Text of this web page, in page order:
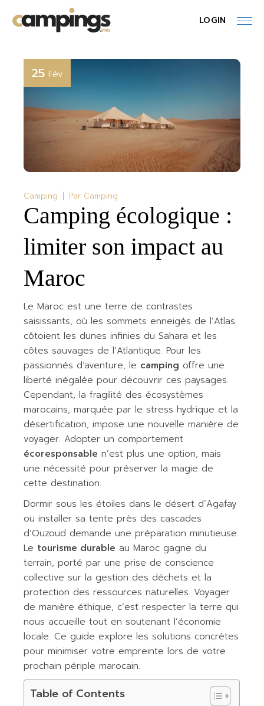
the
content
LOGIN
25 Fév
Camping Par Camping
Camping écologique :
limiter son impact au
Maroc
Le Maroc est une terre de contrastes
saisissants, où les sommets enneigés de l’Atlas
côtoient les dunes infinies du Sahara et les
côtes sauvages de l’Atlantique. Pour les
passionnés d’aventure, le camping offre une
liberté inégalée pour découvrir ces paysages.
Cependant, la fragilité des écosystèmes
marocains, marquée par le stress hydrique et la
désertification, impose une nouvelle manière de
voyager. Adopter un comportement
écoresponsable n’est plus une option, mais
une nécessité pour préserver la magie de
cette destination.
Dormir sous les étoiles dans le désert d’Agafay
ou installer sa tente près des cascades
d’Ouzoud demande une préparation minutieuse.
Le tourisme durable au Maroc gagne du
terrain, porté par une prise de conscience
collective sur la gestion des déchets et la
protection des ressources naturelles. Voyager
de manière éthique, c’est respecter la terre qui
nous accueille tout en soutenant l’économie
locale. Ce guide explore les solutions concrètes
pour minimiser votre empreinte lors de votre
prochain périple marocain.
Table of Contents